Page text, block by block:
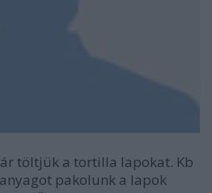
töltjük a tortilla lapokat. Kb
pakolunk a lapok